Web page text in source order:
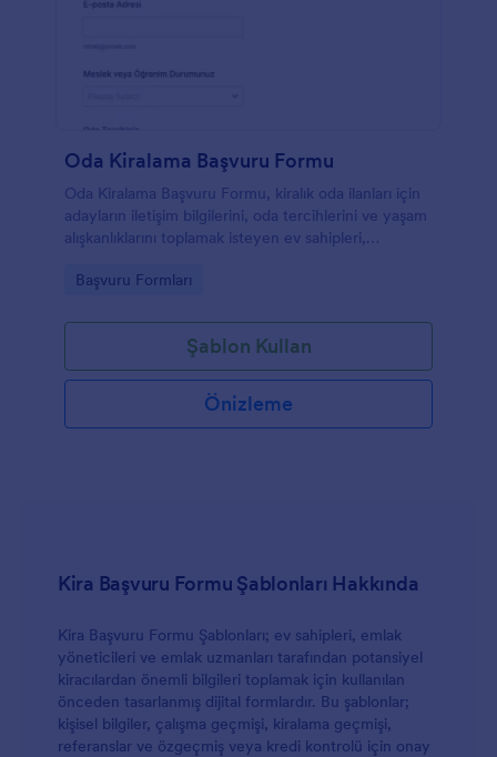
Oda Kiralama Başvuru Formu
Oda Kiralama Başvuru Formu, kiralık oda ilanları için
adayların iletişim bilgilerini, oda tercihlerini ve yaşam
alışkanlıklarını toplamak isteyen ev sahipleri,
form şablonudur.
Go to Category:
Başvuru Formları
Şablon Kullan
Önizleme
Kira Başvuru Formu Şablonları Hakkında
Kira Başvuru Formu Şablonları; ev sahipleri, emlak
yöneticileri ve emlak uzmanları tarafından potansiyel
kiracılardan önemli bilgileri toplamak için kullanılan
önceden tasarlanmış dijital formlardır. Bu şablonlar;
kişisel bilgiler, çalışma geçmişi, kiralama geçmişi,
referanslar ve özgeçmiş veya kredi kontrolü için onay